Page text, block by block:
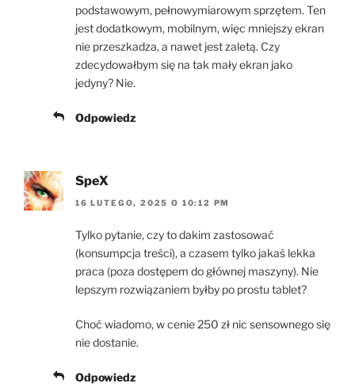
podstawowym, pełnowymiarowym sprzętem. Ten
jest dodatkowym, mobilnym, więc mniejszy ekran
nie przeszkadza, a nawet jest zaletą. Czy
zdecydowałbym się na tak mały ekran jako
jedyny? Nie.
Odpowiedz
SpeX
16 LUTEGO, 2025 O 10:12 PM
Tylko pytanie, czy to dakim zastosować
(konsumpcja treści), a czasem tylko jakaś lekka
praca (poza dostępem do głównej maszyny). Nie
lepszym rozwiązaniem byłby po prostu tablet?
Choć wiadomo, w cenie 250 zł nic sensownego się
nie dostanie.
Odpowiedz